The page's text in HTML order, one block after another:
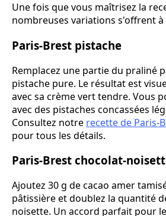
Une fois que vous maîtrisez la
nombreuses variations s'offrent à
Paris-Brest pistache
Remplacez une partie du praliné
pistache pure. Le résultat est
avec sa crème vert tendre. Vous
avec des pistaches concassées
Consultez notre recette de Paris-
pour tous les détails.
Paris-Brest chocolat-
Ajoutez 30 g de cacao amer
pâtissière et doublez la quantité
noisette. Un accord parfait pour